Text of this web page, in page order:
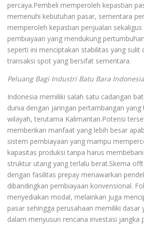
percaya.Pembeli memperoleh kepastian
memenuhi kebutuhan pasar, sementara
memperoleh kepastian penjualan
pembiayaan yang mendukung
seperti ini menciptakan stabilitas yang sulit
transaksi spot yang bersifat sementara.
Peluang Bagi Industri Batu Bara Indonesia
Indonesia memiliki salah satu cadangan
dunia dengan jaringan pertambangan yang
wilayah, terutama Kalimantan.Potensi
memberikan manfaat yang lebih besar
sistem pembiayaan yang mampu
kapasitas produksi tanpa harus
struktur utang yang terlalu berat.Skema
dengan fasilitas prepay menawarkan
dibandingkan pembiayaan konvensional.
menyediakan modal, melainkan juga
pasar sehingga perusahaan memiliki dasar
dalam menyusun rencana investasi jangka